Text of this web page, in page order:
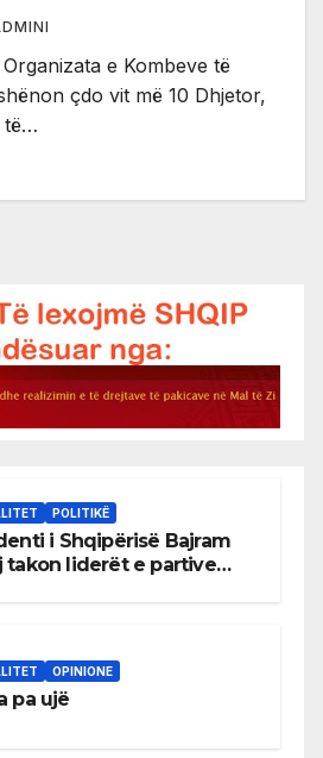
e Kombeve të
çdo vit më 10 Dhjetor,
të…
POLITIKË
i Shqipërisë Bajram
takon liderët e partive
OPINIONE
pa ujë